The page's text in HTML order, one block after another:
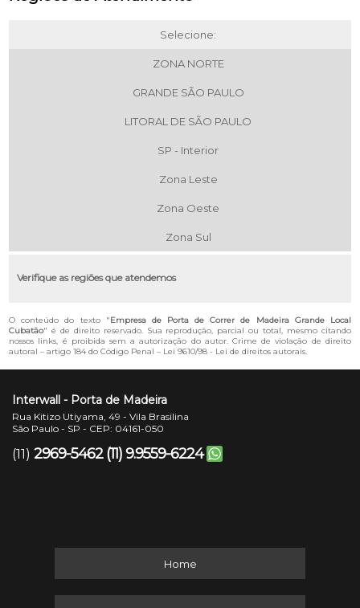
Selecione:
ZONA NORTE
GRANDE SÃO PAULO
LITORAL DE SÃO PAULO
SP - Interior
Zona Leste
Zona Oeste
Zona Sul
Verifique as regiões que atendemos
O conteúdo do texto "Empresa de Porta de Correr de Madeira Grande Local
Cubatão" é de direito reservado. Sua reprodução, parcial ou total, mesmo citando
nossos links, é proibida sem a autorização do autor. Crime de violação de direito
autoral – artigo 184 do Código Penal – Lei 9610/98 - Lei de direitos autorais.
Interwall - Porta de Madeira
Rua Kitizo Utiyama, 49 - Vila Brasilina
São Paulo - SP - CEP: 04161-050
(11) 2969-5462 (11) 9.9559-6224
Home